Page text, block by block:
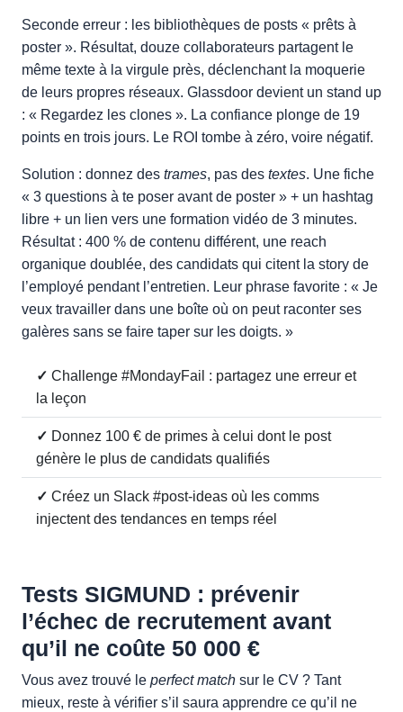
Seconde erreur : les bibliothèques de posts « prêts à
poster ». Résultat, douze collaborateurs partagent le
même texte à la virgule près, déclenchant la moquerie
de leurs propres réseaux. Glassdoor devient un stand up
: « Regardez les clones ». La confiance plonge de 19
points en trois jours. Le ROI tombe à zéro, voire négatif.
Solution : donnez des trames, pas des textes. Une fiche
« 3 questions à te poser avant de poster » + un hashtag
libre + un lien vers une formation vidéo de 3 minutes.
Résultat : 400 % de contenu différent, une reach
organique doublée, des candidats qui citent la story de
l’employé pendant l’entretien. Leur phrase favorite : « Je
veux travailler dans une boîte où on peut raconter ses
galères sans se faire taper sur les doigts. »
✓ Challenge #MondayFail : partagez une erreur et
la leçon
✓ Donnez 100 € de primes à celui dont le post
génère le plus de candidats qualifiés
✓ Créez un Slack #post-ideas où les comms
injectent des tendances en temps réel
Tests SIGMUND : prévenir
l’échec de recrutement avant
qu’il ne coûte 50 000 €
Vous avez trouvé le perfect match sur le CV ? Tant
mieux, reste à vérifier s’il saura apprendre ce qu’il ne